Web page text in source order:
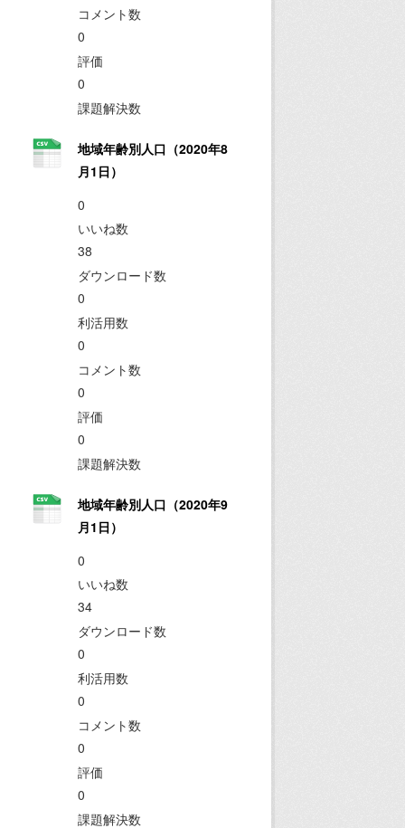
コメント数
0
評価
0
課題解決数
地域年齢別人口（2020年8
月1日）
0
いいね数
38
ダウンロード数
0
利活用数
0
コメント数
0
評価
0
課題解決数
地域年齢別人口（2020年9
月1日）
0
いいね数
34
ダウンロード数
0
利活用数
0
コメント数
0
評価
0
課題解決数